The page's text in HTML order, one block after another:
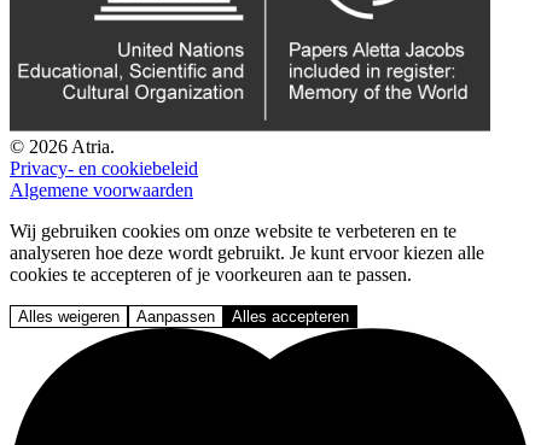
© 2026 Atria.
Privacy- en cookiebeleid
Algemene voorwaarden
Wij gebruiken cookies om onze website te verbeteren en te
analyseren hoe deze wordt gebruikt. Je kunt ervoor kiezen alle
cookies te accepteren of je voorkeuren aan te passen.
Alles weigeren Aanpassen Alles accepteren